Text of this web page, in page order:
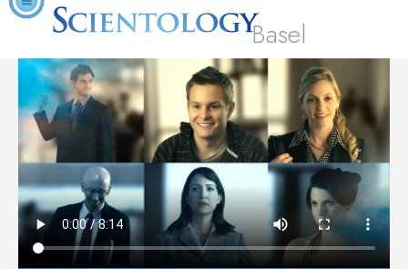
Basel